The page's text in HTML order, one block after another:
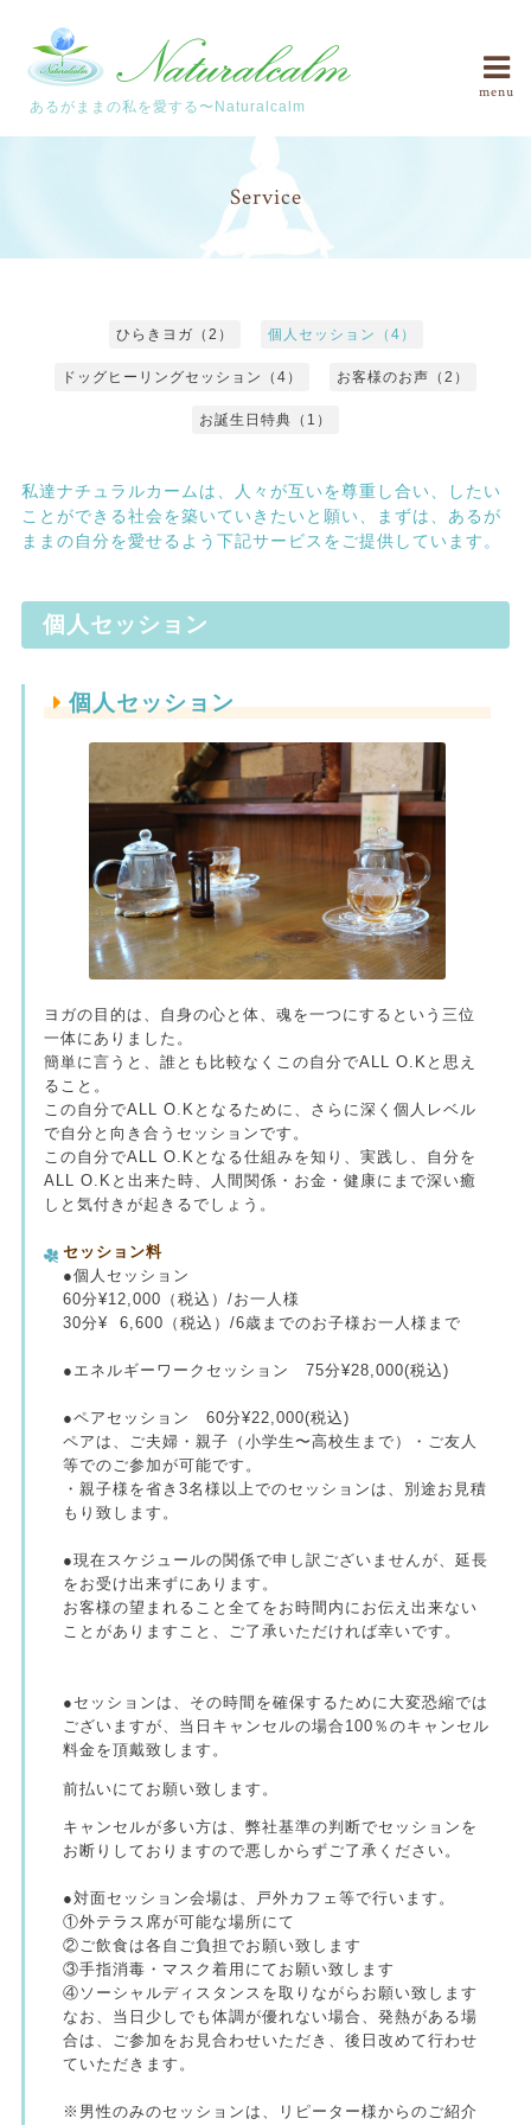
あるがままの私を愛する〜Naturalcalm
menu
Service
ひらきヨガ（2） 個人セッション（4）
ドッグヒーリングセッション（4） お客様のお声（2）
お誕生日特典（1）
私達ナチュラルカームは、人々が互いを尊重し合い、したい
ことができる社会を築いていきたいと願い、まずは、あるが
ままの自分を愛せるよう下記サービスをご提供しています。
個人セッション
個人セッション
ヨガの目的は、自身の心と体、魂を一つにするという三位
一体にありました。
簡単に言うと、誰とも比較なくこの自分でALL O.Kと思え
ること。
この自分でALL O.Kとなるために、さらに深く個人レベル
で自分と向き合うセッションです。
この自分でALL O.Kとなる仕組みを知り、実践し、自分を
ALL O.Kと出来た時、人間関係・お金・健康にまで深い癒
しと気付きが起きるでしょう。
セッション料
●個人セッション
60分¥12,000（税込）/お一人様
30分¥ 6,600（税込）/6歳までのお子様お一人様まで
●エネルギーワークセッション 75分¥28,000(税込)
●ペアセッション 60分¥22,000(税込)
ペアは、ご夫婦・親子（小学生〜高校生まで）・ご友人
等でのご参加が可能です。
・親子様を省き3名様以上でのセッションは、別途お見積
もり致します。
●現在スケジュールの関係で申し訳ございませんが、延長
をお受け出来ずにあります。
お客様の望まれること全てをお時間内にお伝え出来ない
ことがありますこと、ご了承いただければ幸いです。
●セッションは、その時間を確保するために大変恐縮では
ございますが、当日キャンセルの場合100％のキャンセル
料金を頂戴致します。
前払いにてお願い致します。
キャンセルが多い方は、弊社基準の判断でセッションを
お断りしておりますので悪しからずご了承ください。
●対面セッション会場は、戸外カフェ等で行います。
①外テラス席が可能な場所にて
②ご飲食は各自ご負担でお願い致します
③手指消毒・マスク着用にてお願い致します
④ソーシャルディスタンスを取りながらお願い致します
なお、当日少しでも体調が優れない場合、発熱がある場
合は、ご参加をお見合わせいただき、後日改めて行わせ
ていただきます。
※男性のみのセッションは、リピーター様からのご紹介